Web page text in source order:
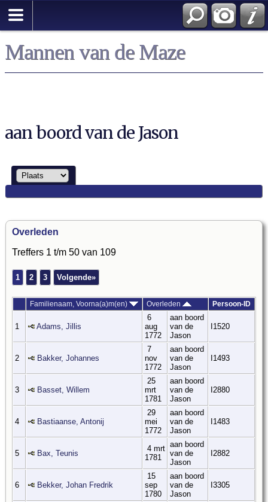
Mannen van de Maze
aan boord van de Jason
Overleden
Treffers 1 t/m 50 van 109
1 2 3 Volgende»
Familienaam, Voorna(a)m(en) Overleden Persoon-ID
1 Adams, Jillis
6
aug
1772
aan boord
van de
Jason
I1520
2 Bakker, Johannes
7
nov
1772
aan boord
van de
Jason
I1493
3 Basset, Willem
25
mrt
1781
aan boord
van de
Jason
I2880
4 Bastiaanse, Antonij
29
mei
1772
aan boord
van de
Jason
I1483
5 Bax, Teunis
4 mrt
1781
aan boord
van de
Jason
I2882
6 Bekker, Johan Fredrik
15
sep
1780
aan boord
van de
Jason
I3305